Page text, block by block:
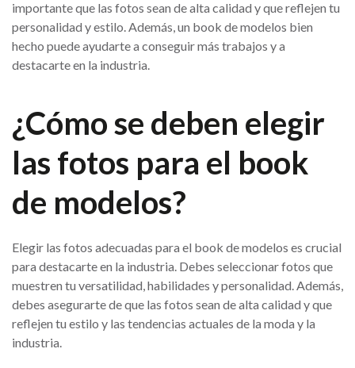
importante que las fotos sean de alta calidad y que reflejen tu
personalidad y estilo. Además, un book de modelos bien
hecho puede ayudarte a conseguir más trabajos y a
destacarte en la industria.
¿Cómo se deben elegir
las fotos para el book
de modelos?
Elegir las fotos adecuadas para el book de modelos es crucial
para destacarte en la industria. Debes seleccionar fotos que
muestren tu versatilidad, habilidades y personalidad. Además,
debes asegurarte de que las fotos sean de alta calidad y que
reflejen tu estilo y las tendencias actuales de la moda y la
industria.